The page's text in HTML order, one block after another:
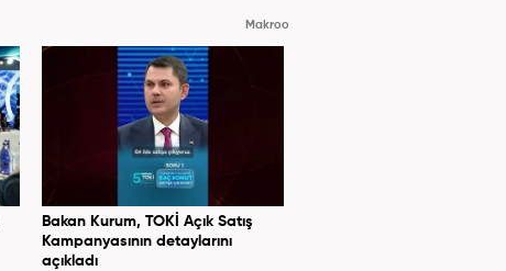
Makroo
Bakan Kurum, TOKİ Açık Satış
Kampanyasının detaylarını
açıkladı